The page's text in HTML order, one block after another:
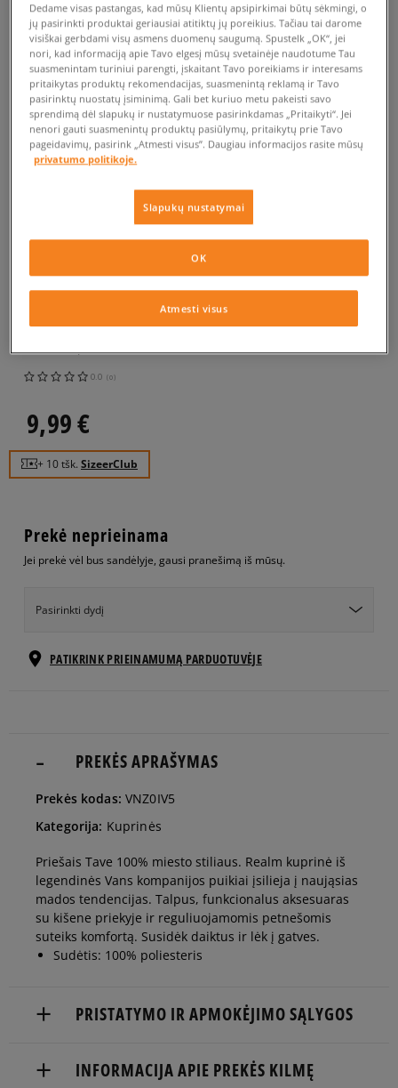
VANS KUPRINĖ REALM
BACKPACK
0.0 (0)
9,99€
+ 10 tšk. SizeerClub
Prekė neprieinama
Jei prekė vėl bus sandėlyje, gausi pranešimą iš mūsų.
Pasirinkti dydį
ONE SIZE Pranešti man
PATIKRINK PRIEINAMUMĄ PARDUOTUVĖJE
PREKĖS APRAŠYMAS
Prekės kodas: VNZ0IV5
Kategorija: Kuprinės
Priešais Tave 100% miesto stiliaus. Realm kuprinė iš
legendinės Vans kompanijos puikiai įsilieja į naująsias
mados tendencijas. Talpus, funkcionalus aksesuaras
su kišene priekyje ir reguliuojamomis petnešomis
suteiks komfortą. Susidėk daiktus ir lėk į gatves.
Sudėtis: 100% poliesteris
PRISTATYMO IR APMOKĖJIMO SĄLYGOS
INFORMACIJA APIE PREKĖS KILMĘ
Dedame visas pastangas, kad mūsų Klientų apsipirkimai būtų sėkmingi, o
jų pasirinkti produktai geriausiai atitiktų jų poreikius. Tačiau tai darome
visiškai gerbdami visų asmens duomenų saugumą. Spustelk „OK“, jei
nori, kad informaciją apie Tavo elgesį mūsų svetainėje naudotume Tau
suasmenintam turiniui parengti, įskaitant Tavo poreikiams ir interesams
pritaikytas produktų rekomendacijas, suasmenintą reklamą ir Tavo
pasirinktų nuostatų įsiminimą. Gali bet kuriuo metu pakeisti savo
sprendimą dėl slapukų ir nustatymuose pasirinkdamas „Pritaikyti“. Jei
nenori gauti suasmenintų produktų pasiūlymų, pritaikytų prie Tavo
pageidavimų, pasirink „Atmesti visus”. Daugiau informacijos rasite mūsų
privatumo politikoje.
Slapukų nustatymai
Atmesti visus
OK